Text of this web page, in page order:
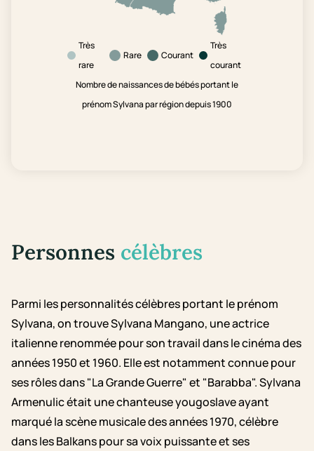
Très
rare
Rare Courant
Très
courant
Nombre de naissances de bébés portant le
prénom Sylvana par région depuis 1900
Personnes célèbres
Parmi les personnalités célèbres portant le prénom
Sylvana, on trouve Sylvana Mangano, une actrice
italienne renommée pour son travail dans le cinéma des
années 1950 et 1960. Elle est notamment connue pour
ses rôles dans "La Grande Guerre" et "Barabba". Sylvana
Armenulic était une chanteuse yougoslave ayant
marqué la scène musicale des années 1970, célèbre
dans les Balkans pour sa voix puissante et ses